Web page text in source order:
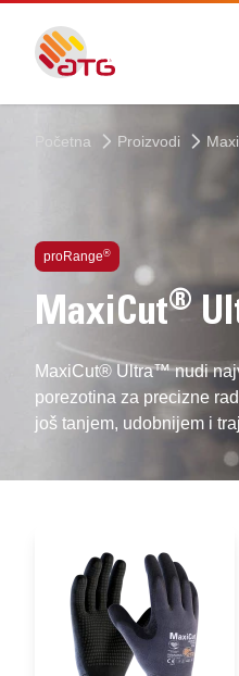
Početna Proizvodi
proRange®
MaxiCut®
MaxiCut® Ultra™ nudi
porezotina za precizne
još tanjem, udobnijem i